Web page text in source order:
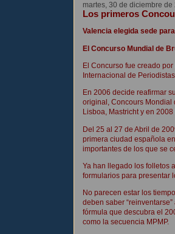
martes, 30 de diciembre de
Los primeros
Valencia elegida sede
El Concurso Mundial de
El Concurso fue creado
Internacional de
En 2006 decide reafirmar
original, Concours Mondial
Lisboa, Mastricht y en
Del 25 al 27 de Abril de
primera ciudad española
importantes de los que se
Ya han llegado los folletos
formularios para presentar
No parecen estar los
deben saber
fórmula que descubra el
como la secuencia MPMP.